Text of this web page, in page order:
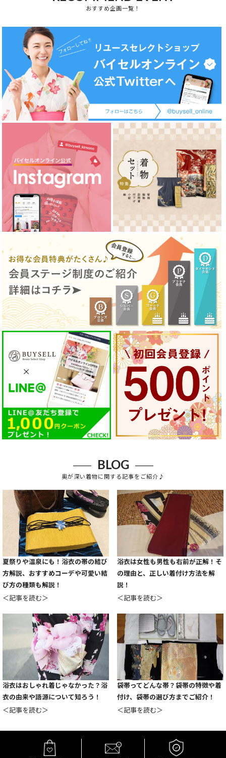
おすすめ企画一覧！
BLOG
奥が深い着物に関する記事をご紹介♪
夏祭りや温泉にも！浴衣の帯の結び
方解説、おすすめコーデや可愛い結
び方の種類も解説！
＜記事を読む＞
浴衣は女性も男性も右前が正解！そ
の理由と、正しい着付け方法を解
説！
＜記事を読む＞
浴衣はおしゃれ着じゃなかった？浴
衣の由来や語源について知ろう！
＜記事を読む＞
袋帯ってどんな帯？袋帯の特徴や着
付け、袋帯の選び方までご紹介！
＜記事を読む＞